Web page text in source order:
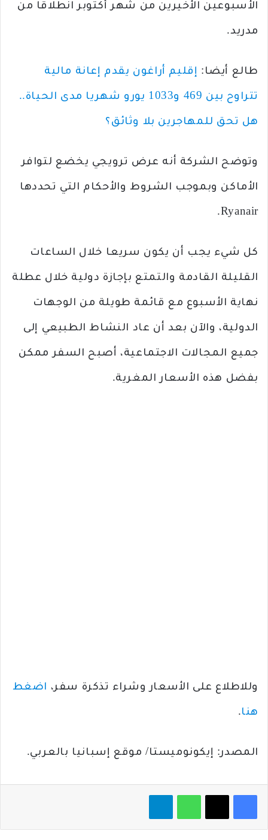
الأسبوعين الأخيرين من شهر أكتوبر انطلاقا من
مدريد.
طالع أيضا: إقليم أراغون يقدم إعانة مالية
تتراوح بين 469 و1033 يورو شهريا مدى الحياة..
هل تحق للمهاجرين بلا وثائق؟
وتوضح الشركة أنه عرض ترويجي يخضع لتوافر
الأماكن وبموجب الشروط والأحكام التي تحددها
Ryanair.
كل شيء يجب أن يكون سريعا خلال الساعات
القليلة القادمة والتمتع بإجازة دولية خلال عطلة
نهاية الأسبوع مع قائمة طويلة من الوجهات
الدولية، والآن بعد أن عاد النشاط الطبيعي إلى
جميع المجالات الاجتماعية، أصبح السفر ممكن
بفضل هذه الأسعار المغرية.
وللاطلاع على الأسعار وشراء تذكرة سفر، اضغط
هنا.
المصدر: إيكونوميستا/ موقع إسبانيا بالعربي.
فيسبوك‫X واتساب تيلقرام